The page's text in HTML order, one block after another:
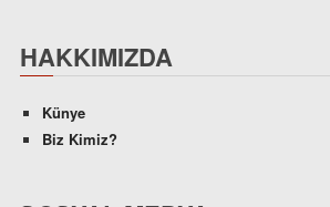
HAKKIMIZDA
Künye
Biz Kimiz?